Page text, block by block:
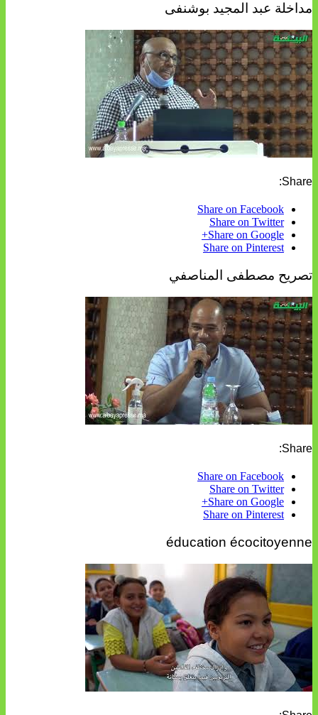
مداخلة عبد المجيد بوشنفى
Share:
Share on Facebook
Share on Twitter
Share on Google+
Share on Pinterest
تصريح مصطفى المناصفي
Share:
Share on Facebook
Share on Twitter
Share on Google+
Share on Pinterest
éducation écocitoyenne